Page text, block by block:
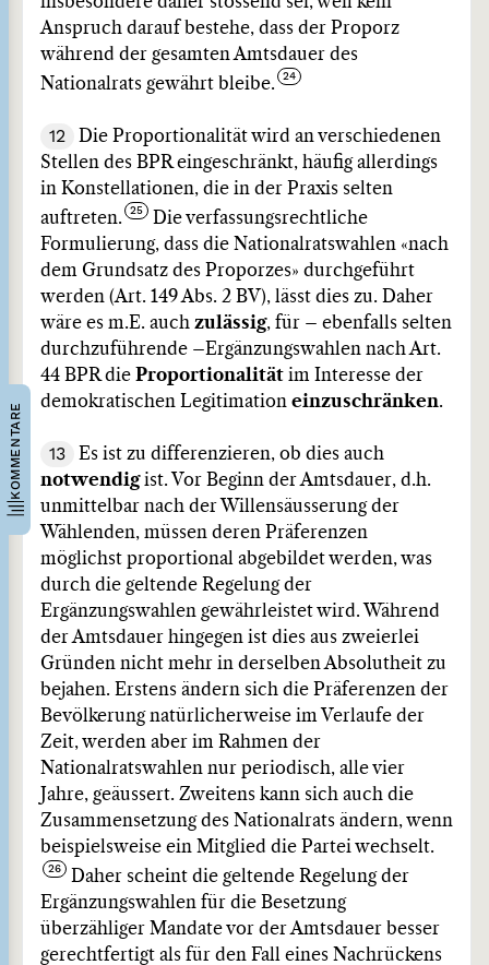
KOMMENTARE
Anspruch darauf bestehe, dass der Proporz
während der gesamten Amtsdauer des
Nationalrats gewährt bleibe.
12
Die Proportionalität wird an verschiedenen
Stellen des BPR eingeschränkt, häufig allerdings
in Konstellationen, die in der Praxis selten
auftreten.
Die verfassungsrechtliche
Formulierung, dass die Nationalratswahlen «nach
dem Grundsatz des Proporzes» durchgeführt
werden (Art. 149 Abs. 2 BV), lässt dies zu. Daher
wäre es m.E. auch zulässig, für – ebenfalls selten
durchzuführende –Ergänzungswahlen nach Art.
44 BPR die Proportionalität im Interesse der
demokratischen Legitimation einzuschränken.
13
Es ist zu differenzieren, ob dies auch
notwendigist. Vor Beginn der Amtsdauer, d.h.
unmittelbar nach der Willensäusserung der
Wählenden, müssen deren Präferenzen
möglichst proportional abgebildet werden, was
durch die geltende Regelung der
Ergänzungswahlen gewährleistet wird. Während
der Amtsdauer hingegen ist dies aus zweierlei
Gründen nicht mehr in derselben Absolutheit zu
bejahen. Erstens ändern sich die Präferenzen der
Bevölkerung natürlicherweise im Verlaufe der
Zeit, werden aber im Rahmen der
Nationalratswahlen nur periodisch, alle vier
Jahre, geäussert. Zweitens kann sich auch die
Zusammensetzung des Nationalrats ändern, wenn
beispielsweise ein Mitglied die Partei wechselt.
Daher scheint die geltende Regelung der
Ergänzungswahlen für die Besetzung
überzähliger Mandate vor der Amtsdauer besser
gerechtfertigt als für den Fall eines Nachrückens